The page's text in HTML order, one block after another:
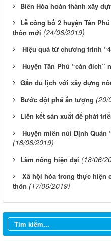
​Biên Hòa hoàn thành xây
​Lễ công bố 2 huyện Tân
thôn mới (24/06/2019)
Hiệu quả từ chương trình
Huyện Tân Phú “cán đích”
​Gắn du lịch với xây dựng
​Bước đột phá ấn tượng (20/
​Liên kết sản xuất để phát
Huyện miền núi Định Quán
(18/06/2019)
​Làm nông hiện đại (18/06/
Xã hội hóa trong thực hiện
thôn (17/06/2019)
Từ ngày 03/8/2026 đến ngày
Từ ngày 27/7/2026 đến ngày
Từ ngày 20/7/2026 đến ngày